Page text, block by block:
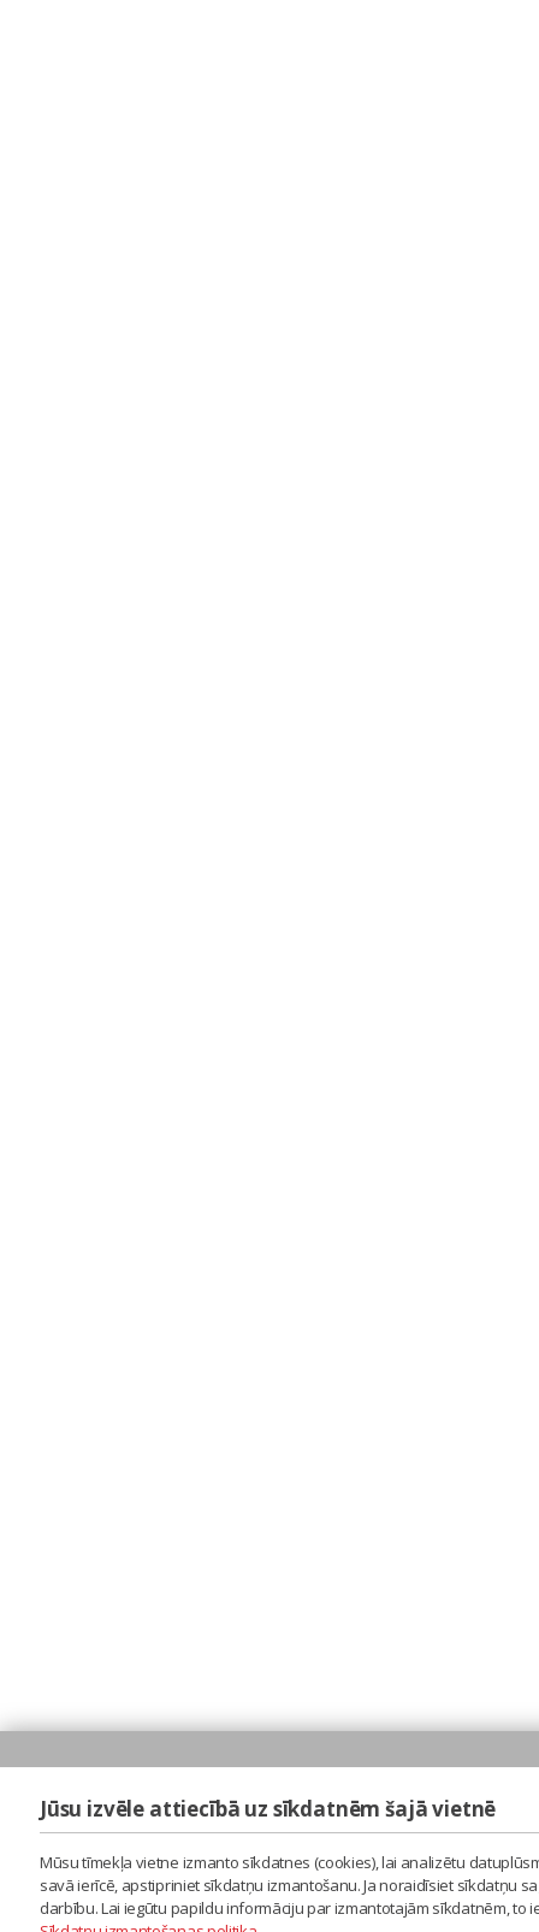
Jūsu izvēle attiecībā uz sīkdatnēm šajā vietnē
Mūsu tīmekļa vietne izmanto sīkdatnes (cookies), lai analizētu
savā ierīcē, apstipriniet sīkdatņu izmantošanu. Ja noraidīsiet sīkdatņu
darbību. Lai iegūtu papildu informāciju par izmantotajām sīkdatnēm,